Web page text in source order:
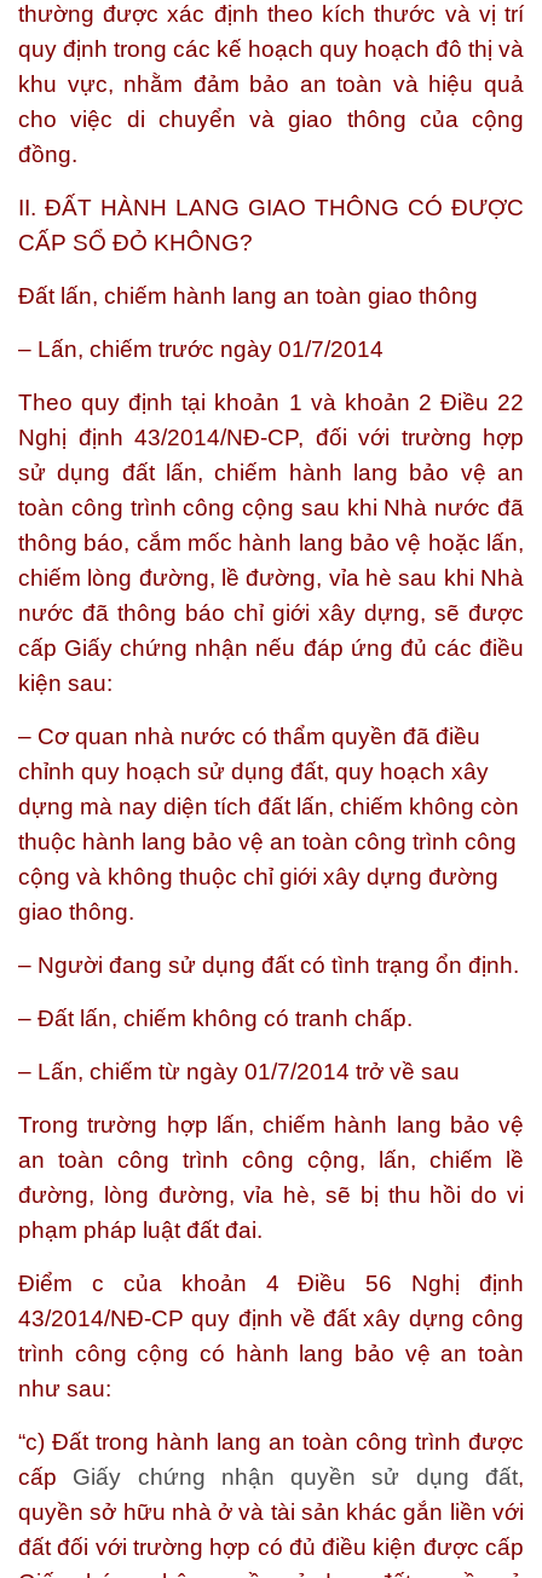
thường được xác định theo kích thước và vị trí
quy định trong các kế hoạch quy hoạch đô thị và
khu vực, nhằm đảm bảo an toàn và hiệu quả
cho việc di chuyển và giao thông của cộng
đồng.
II. ĐẤT HÀNH LANG GIAO THÔNG CÓ ĐƯỢC
CẤP SỔ ĐỎ KHÔNG?
Đất lấn, chiếm hành lang an toàn giao thông
– Lấn, chiếm trước ngày 01/7/2014
Theo quy định tại khoản 1 và khoản 2 Điều 22
Nghị định 43/2014/NĐ-CP, đối với trường hợp
sử dụng đất lấn, chiếm hành lang bảo vệ an
toàn công trình công cộng sau khi Nhà nước đã
thông báo, cắm mốc hành lang bảo vệ hoặc lấn,
chiếm lòng đường, lề đường, vỉa hè sau khi Nhà
nước đã thông báo chỉ giới xây dựng, sẽ được
cấp Giấy chứng nhận nếu đáp ứng đủ các điều
kiện sau:
– Cơ quan nhà nước có thẩm quyền đã điều
chỉnh quy hoạch sử dụng đất, quy hoạch xây
dựng mà nay diện tích đất lấn, chiếm không còn
thuộc hành lang bảo vệ an toàn công trình công
cộng và không thuộc chỉ giới xây dựng đường
giao thông.
– Người đang sử dụng đất có tình trạng ổn định.
– Đất lấn, chiếm không có tranh chấp.
– Lấn, chiếm từ ngày 01/7/2014 trở về sau
Trong trường hợp lấn, chiếm hành lang bảo vệ
an toàn công trình công cộng, lấn, chiếm lề
đường, lòng đường, vỉa hè, sẽ bị thu hồi do vi
phạm pháp luật đất đai.
Điểm c của khoản 4 Điều 56 Nghị định
43/2014/NĐ-CP quy định về đất xây dựng công
trình công cộng có hành lang bảo vệ an toàn
như sau:
“c) Đất trong hành lang an toàn công trình được
cấp Giấy chứng nhận quyền sử dụng đất,
quyền sở hữu nhà ở và tài sản khác gắn liền với
đất đối với trường hợp có đủ điều kiện được cấp